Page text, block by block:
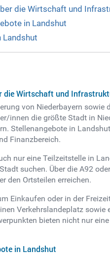
die Wirtschaft und
in Landshut
Landshut
die Wirtschaft und
von Niederbayern
innen die größte Stadt in
Stellenangebote in
Finanzbereich.
nur eine Teilzeitstelle in
suchen. Über die A92
den Ortsteilen erreichen.
Einkaufen oder in der
Verkehrslandeplatz
bieten nicht nur
in Landshut